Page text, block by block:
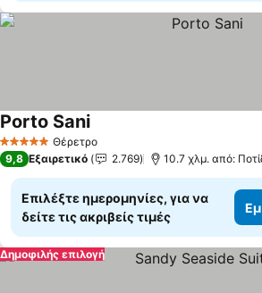
5 Αστέρια Θέρετρο
Porto Sani
9,8 Εξαιρετικό 2.769 10.7 χλμ. από:
Επιλέξτε ημερομηνίες, για να
δείτε τις ακριβείς τιμές
Δημοφιλής επιλογή